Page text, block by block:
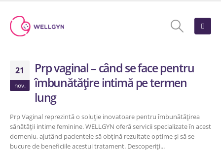
21
nov.
Prp vaginal – când se face pentru
îmbunătățire intimă pe termen
lung
Prp Vaginal reprezintă o soluție inovatoare pentru îmbunătățirea
sănătății intime feminine. WELLGYN oferă servicii specializate în acest
domeniu, ajutând pacientele să obțină rezultate optime și să se
bucure de beneficiile acestui tratament. Descoperiți...